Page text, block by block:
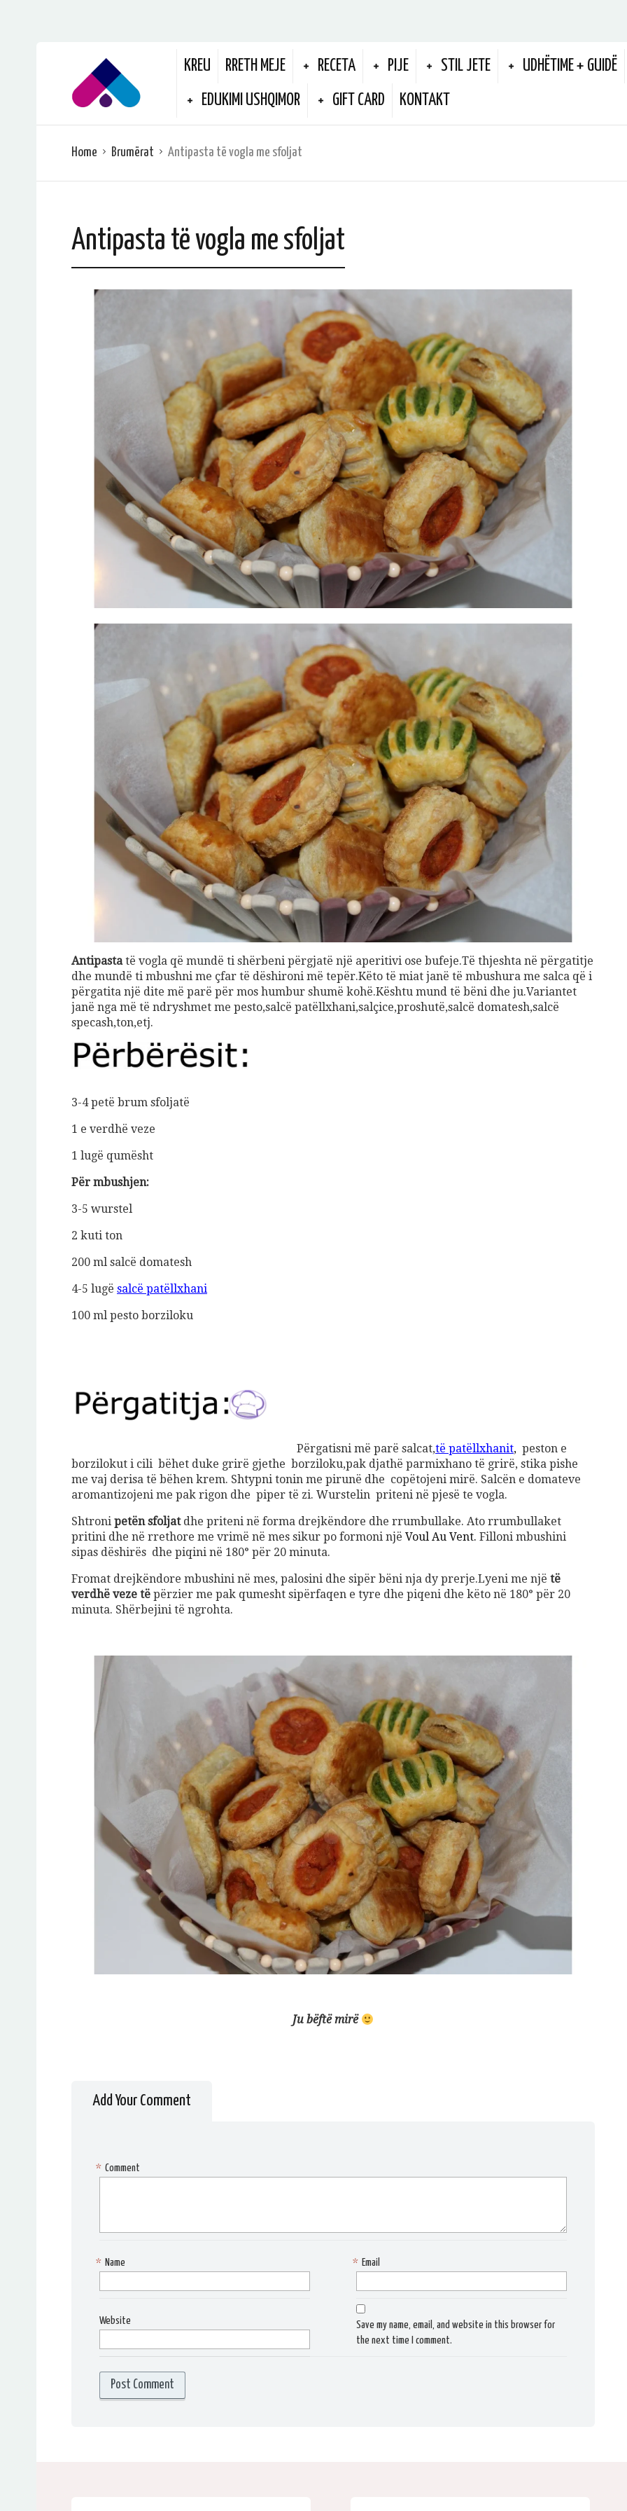
KREU RRETH MEJE RECETA PIJE STIL JETE UDHËTIME + GUIDË
EDUKIMI USHQIMOR GIFT CARD KONTAKT
Home Brumërat Antipasta të vogla me sfoljat
Antipasta të vogla me sfoljat
Antipastatë vogla që mundë ti shërbeni përgjatë një aperitivi ose bufeje.Të thjeshta në përgatitje
dhe mundë ti mbushni me çfar të dëshironi më tepër.Këto të miat janë të mbushura me salca që i
përgatita një dite më parë për mos humbur shumë kohë.Kështu mund të bëni dhe ju.Variantet
janë nga më të ndryshmet me pesto,salcë patëllxhani,salçice,proshutë,salcë domatesh,salcë
specash,ton,etj.
3-4 petë brum sfoljatë
1 e verdhë veze
1 lugë qumësht
Për mbushjen:
3-5 wurstel
2 kuti ton
200 ml salcë domatesh
4-5 lugë salcë patëllxhani
100 ml pesto borziloku
Përgatisni më parë salcat,të patëllxhanit, peston e
borzilokut i cili bëhet duke grirë gjethe borziloku,pak djathë parmixhano të grirë, stika pishe
me vaj derisa të bëhen krem. Shtypni tonin me pirunë dhe copëtojeni mirë. Salcën e domateve
aromantizojeni me pak rigon dhe piper të zi. Wurstelin priteni në pjesë te vogla.
Shtroni petën sfoljatdhe priteni në forma drejkëndore dhe rrumbullake. Ato rrumbullaket
pritini dhe në rrethore me vrimë në mes sikur po formoni një Voul Au Vent. Filloni mbushini
sipas dëshirës dhe piqini në 180° për 20 minuta.
Fromat drejkëndore mbushini në mes, palosini dhe sipër bëni nja dy prerje.Lyeni me një të
verdhë veze të përzier me pak qumesht sipërfaqen e tyre dhe piqeni dhe këto në 180° për 20
minuta. Shërbejini të ngrohta.
Ju bëftë mirë
Add Your Comment
Comment
*
Name
* Email
*
Website
Save my name, email, and website in this browser for
the next time I comment.
Jeto Dashuro Ushqehu
Gift Card 3 mujore per Patologji